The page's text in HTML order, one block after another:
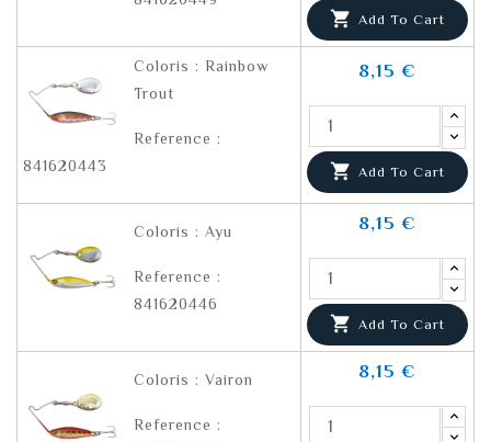
 Add To Cart
Coloris : Rainbow
Trout
Reference :
841620443
8,15 €
 Add To Cart
Coloris : Ayu
Reference :
841620446
8,15 €
 Add To Cart
Coloris : Vairon
Reference :
8,15 €